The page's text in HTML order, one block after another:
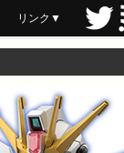
リンク▼